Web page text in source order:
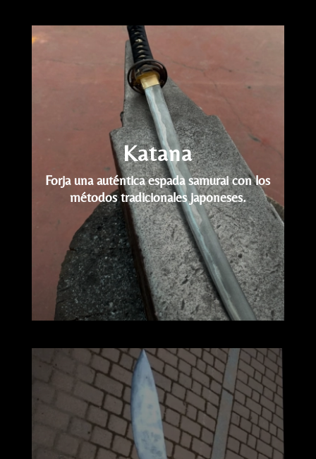
Reproductor
de
Katana
Forja una auténtica espada samurai con los
métodos tradicionales japoneses.
Reproductor